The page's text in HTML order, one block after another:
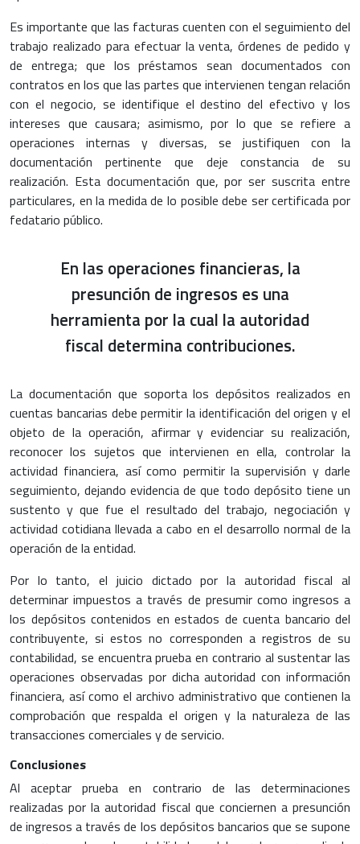
Es importante que las facturas cuenten con el seguimiento del
trabajo realizado para efectuar la venta, órdenes de pedido y
de entrega; que los préstamos sean documentados con
contratos en los que las partes que intervienen tengan relación
con el negocio, se identifique el destino del efectivo y los
intereses que causara; asimismo, por lo que se refiere a
operaciones internas y diversas, se justifiquen con la
documentación pertinente que deje constancia de su
realización. Esta documentación que, por ser suscrita entre
particulares, en la medida de lo posible debe ser certificada por
fedatario público.
En las operaciones financieras, la
presunción de ingresos es una
herramienta por la cual la autoridad
fiscal determina contribuciones.
La documentación que soporta los depósitos realizados en
cuentas bancarias debe permitir la identificación del origen y el
objeto de la operación, afirmar y evidenciar su realización,
reconocer los sujetos que intervienen en ella, controlar la
actividad financiera, así como permitir la supervisión y darle
seguimiento, dejando evidencia de que todo depósito tiene un
sustento y que fue el resultado del trabajo, negociación y
actividad cotidiana llevada a cabo en el desarrollo normal de la
operación de la entidad.
Por lo tanto, el juicio dictado por la autoridad fiscal al
determinar impuestos a través de presumir como ingresos a
los depósitos contenidos en estados de cuenta bancario del
contribuyente, si estos no corresponden a registros de su
contabilidad, se encuentra prueba en contrario al sustentar las
operaciones observadas por dicha autoridad con información
financiera, así como el archivo administrativo que contienen la
comprobación que respalda el origen y la naturaleza de las
transacciones comerciales y de servicio.
Conclusiones
Al aceptar prueba en contrario de las determinaciones
realizadas por la autoridad fiscal que conciernen a presunción
de ingresos a través de los depósitos bancarios que se supone